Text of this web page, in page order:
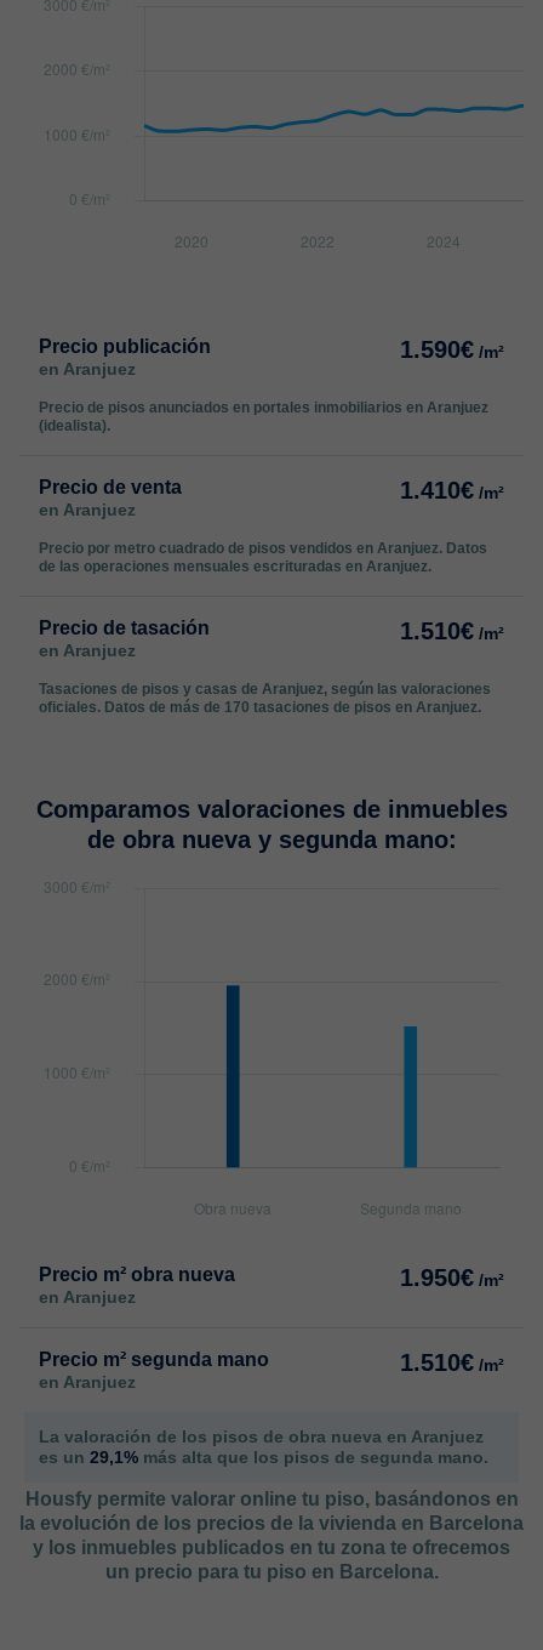
Precio publicación
en Aranjuez
1.590€ /m²
Precio de pisos anunciados en portales inmobiliarios en Aranjuez
(idealista).
Precio de venta
en Aranjuez
1.410€ /m²
Precio por metro cuadrado de pisos vendidos en Aranjuez. Datos
de las operaciones mensuales escrituradas en Aranjuez.
Precio de tasación
en Aranjuez
1.510€ /m²
Tasaciones de pisos y casas de Aranjuez, según las valoraciones
oficiales. Datos de más de 170 tasaciones de pisos en Aranjuez.
Comparamos valoraciones de inmuebles
de obra nueva y segunda mano:
Precio m² obra nueva
en Aranjuez
1.950€ /m²
Precio m² segunda mano
en Aranjuez
1.510€ /m²
La valoración de los pisos de obra nueva en Aranjuez
es un 29,1% más alta que los pisos de segunda mano.
Housfy permite valorar online tu piso, basándonos en
la evolución de los precios de la vivienda en Barcelona
y los inmuebles publicados en tu zona te ofrecemos
un precio para tu piso en Barcelona.